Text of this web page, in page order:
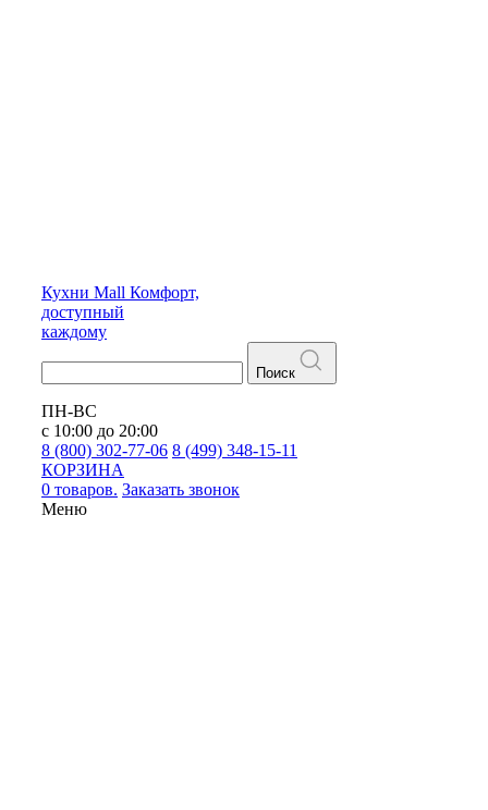
Кухни Mall Комфорт,
доступный
каждому
Поиск
ПН-ВС
с 10:00 до 20:00
8 (800) 302-77-06 8 (499) 348-15-11
КОРЗИНА
0 товаров. Заказать звонок
Меню